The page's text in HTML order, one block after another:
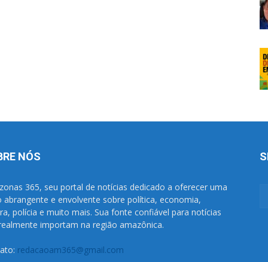
NÓS
365, seu portal de notícias dedicado a oferecer uma
abrangente e envolvente sobre política, economia,
polícia e muito mais. Sua fonte confiável para notícias
importam na região amazônica.
redacaoam365@gmail.com